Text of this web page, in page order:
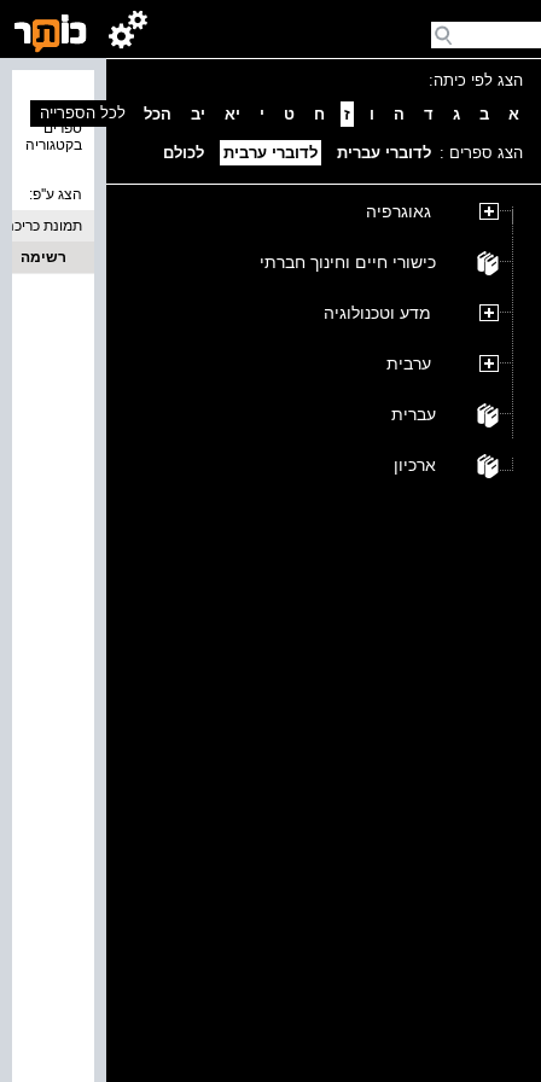
הצג לפי כיתה:
א
ב ג ד ה ו ז ח ט י יא יב הכל
הצג ספרים : לדוברי עברית לדוברי ערבית לכולם
גאוגרפיה
כישורי חיים וחינוך חברתי
מדע וטכנולוגיה
ערבית
עברית
ארכיון
ספרים
בקטגוריה
לכל הספרייה
הצג ע''פ:
תמונת כריכה
רשימה